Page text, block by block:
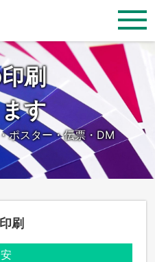
刷
す
ポスター・伝票・DM
刷